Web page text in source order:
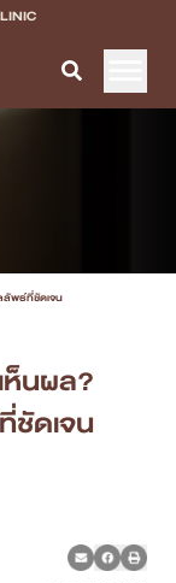
ลัพธ์ที่ชัดเจน
ห็นผล?
ดเจน